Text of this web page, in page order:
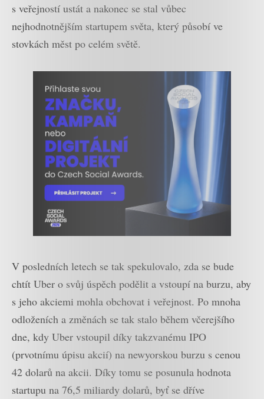
s veřejností ustát a nakonec se stal vůbec
nejhodnotnějším startupem světa, který působí ve
stovkách měst po celém světě.
V posledních letech se tak spekulovalo, zda se bude
chtít Uber o svůj úspěch podělit a vstoupí na burzu, aby
s jeho akciemi mohla obchovat i veřejnost. Po mnoha
odloženích a změnách se tak stalo během včerejšího
dne, kdy Uber vstoupil díky takzvanému IPO
(prvotnímu úpisu akcií) na newyorskou burzu s cenou
42 dolarů na akcii. Díky tomu se posunula hodnota
startupu na 76,5 miliardy dolarů, byť se dříve